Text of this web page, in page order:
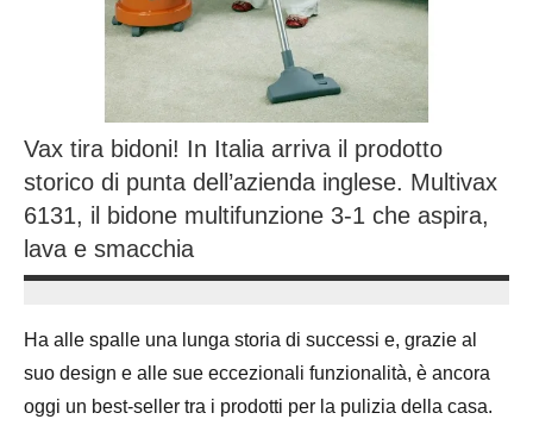
Vax tira bidoni! In Italia arriva il prodotto
storico di punta dell’azienda inglese. Multivax
6131, il bidone multifunzione 3-1 che aspira,
lava e smacchia
Ottobre
2016
Bassanelli
Ha alle spalle una lunga storia di successi e, grazie al
suo design e alle sue eccezionali funzionalità, è ancora
oggi un best-seller tra i prodotti per la pulizia della casa.